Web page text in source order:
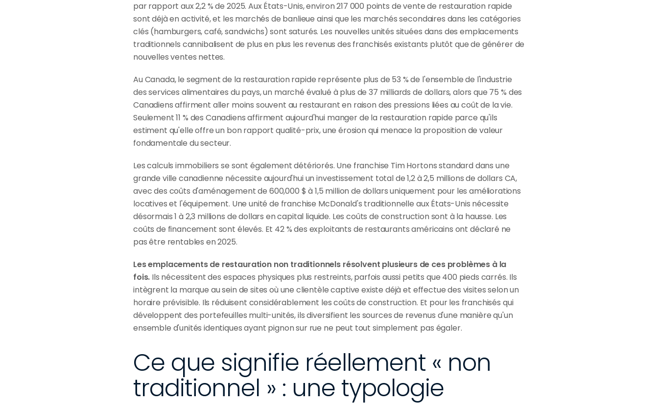
par rapport aux 2,2 % de 2025. Aux États-Unis, environ 217 000 points de vente de restauration rapide
sont déjà en activité, et les marchés de banlieue ainsi que les marchés secondaires dans les catégories
clés (hamburgers, café, sandwichs) sont saturés. Les nouvelles unités situées dans des emplacements
traditionnels cannibalisent de plus en plus les revenus des franchisés existants plutôt que de générer de
nouvelles ventes nettes.
Au Canada, le segment de la restauration rapide représente plus de 53 % de l'ensemble de l'industrie
des services alimentaires du pays, un marché évalué à plus de 37 milliards de dollars, alors que 75 % des
Canadiens affirment aller moins souvent au restaurant en raison des pressions liées au coût de la vie.
Seulement 11 % des Canadiens affirment aujourd'hui manger de la restauration rapide parce qu'ils
estiment qu'elle offre un bon rapport qualité-prix, une érosion qui menace la proposition de valeur
fondamentale du secteur.
Les calculs immobiliers se sont également détériorés. Une franchise Tim Hortons standard dans une
grande ville canadienne nécessite aujourd'hui un investissement total de 1,2 à 2,5 millions de dollars CA,
avec des coûts d'aménagement de 600,000 $ à 1,5 million de dollars uniquement pour les améliorations
locatives et l'équipement. Une unité de franchise McDonald's traditionnelle aux États-Unis nécessite
désormais 1 à 2,3 millions de dollars en capital liquide. Les coûts de construction sont à la hausse. Les
coûts de financement sont élevés. Et 42 % des exploitants de restaurants américains ont déclaré ne
pas être rentables en 2025.
Les emplacements de restauration non traditionnels résolvent plusieurs de ces problèmes à la
fois. Ils nécessitent des espaces physiques plus restreints, parfois aussi petits que 400 pieds carrés. Ils
intègrent la marque au sein de sites où une clientèle captive existe déjà et effectue des visites selon un
horaire prévisible. Ils réduisent considérablement les coûts de construction. Et pour les franchisés qui
développent des portefeuilles multi-unités, ils diversifient les sources de revenus d'une manière qu'un
ensemble d'unités identiques ayant pignon sur rue ne peut tout simplement pas égaler.
Ce que signifie réellement « non
traditionnel » : une typologie